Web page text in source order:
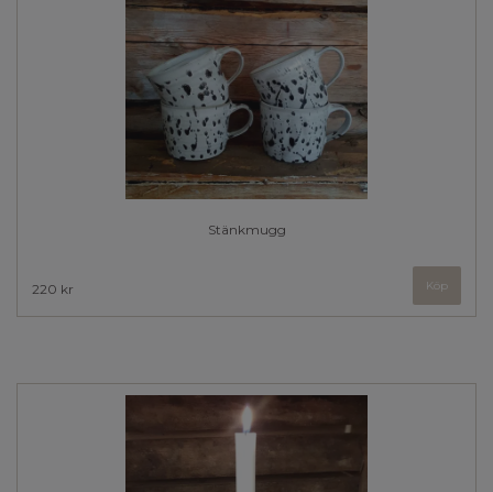
Stänkmugg
220 kr